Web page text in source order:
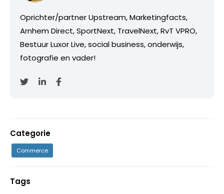
Oprichter/partner Upstream, Marketingfacts,
Arnhem Direct, SportNext, TravelNext, RvT VPRO,
Bestuur Luxor Live, social business, onderwijs,
fotografie en vader!
Categorie
Commerce
Tags